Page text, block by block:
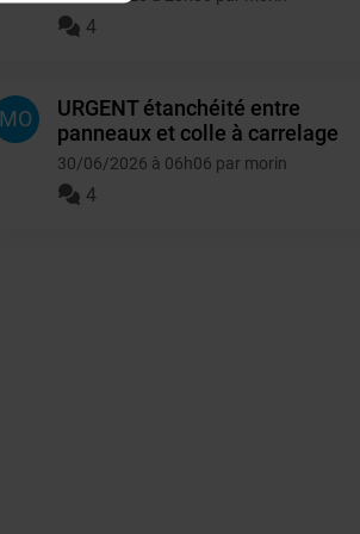
4
MO
URGENT étanchéité entre
panneaux et colle à carrelage
30/06/2026 à 06h06 par morin
4